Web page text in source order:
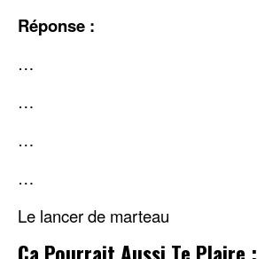
Réponse :
…
…
…
…
Le lancer de marteau